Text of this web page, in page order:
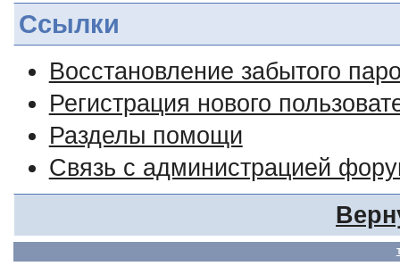
Ссылки
Восстановление забытого
Регистрация нового
Разделы помощи
Связь с администрацией